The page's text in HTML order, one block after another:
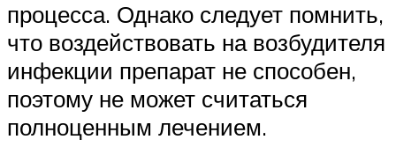
процесса. Однако следует помнить,
что воздействовать на возбудителя
инфекции препарат не способен,
поэтому не может считаться
полноценным лечением.